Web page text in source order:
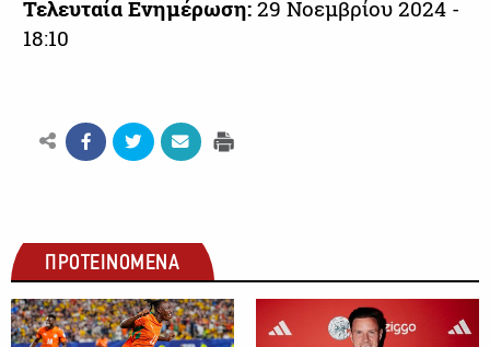
Τελευταία Ενημέρωση:29 Νοεμβρίου 2024 -
18:10
ΠΡΟΤΕΙΝΟΜΕΝΑ
ΠΟΔΟΣΦΑΙΡΟ